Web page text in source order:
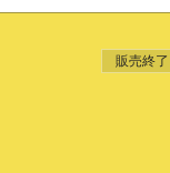
販売終了